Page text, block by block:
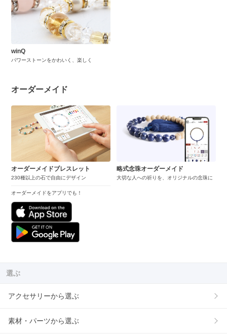
winQ
パワーストーンをかわいく、楽しく
オーダーメイド
オーダーメイドブレスレット
230種以上の石で自由にデザイン
オーダーメイドをアプリでも！
略式念珠オーダーメイド
大切な人への祈りを、オリジナルの念珠に
選ぶ
アクセサリーから選ぶ
素材・パーツから選ぶ